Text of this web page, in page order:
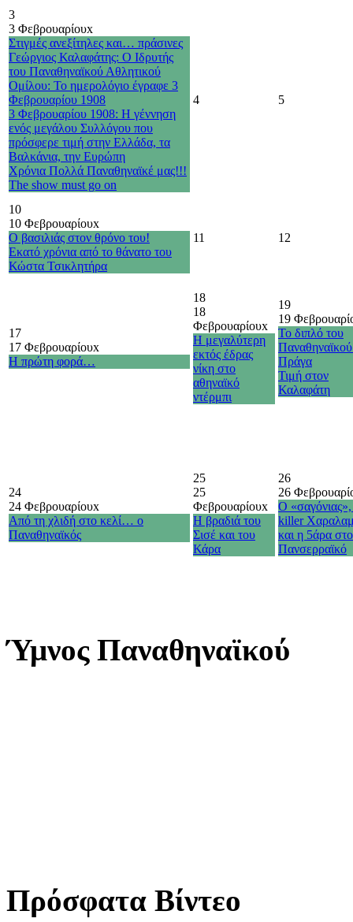
3
3 Φεβρουαρίουx
Στιγμές ανεξίτηλες και… πράσινες
Γεώργιος Καλαφάτης: Ο Ιδρυτής
του Παναθηναϊκού Αθλητικού
Ομίλου: Το ημερολόγιο έγραφε 3
Φεβρουαρίου 1908
3 Φεβρουαρίου 1908: Η γέννηση
ενός μεγάλου Συλλόγου που
πρόσφερε τιμή στην Ελλάδα, τα
Βαλκάνια, την Ευρώπη
Χρόνια Πολλά Παναθηναϊκέ μας!!!
The show must go on
4 5
10
10 Φεβρουαρίουx
Ο βασιλιάς στον θρόνο του!
Εκατό χρόνια από το θάνατο του
Κώστα Τσικλητήρα
11 12
17
17 Φεβρουαρίουx
Η πρώτη φορά…
18
18
Φεβρουαρίουx
Η μεγαλύτερη
εκτός έδρας
νίκη στο
αθηναϊκό
ντέρμπι
19
19
Το διπλό του
Πράγα
Τιμή στον
Καλαφάτη
24
24 Φεβρουαρίουx
Από τη χλιδή στο κελί… ο
Παναθηναϊκός
25
25
Φεβρουαρίουx
Η βραδιά του
Σισέ και του
Κάρα
26
26
Ο
killer
και η 5άρα
Πανσερραϊκό
Ύμνος Παναθηναϊκού
Πρόσφατα Βίντεο